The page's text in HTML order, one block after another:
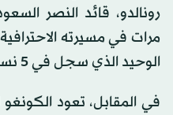
رونالدو، قائد النصر
الوحيد الذي سجل في 5 نسخ مختلفة من كأس العالم.
في المقابل، تعود الكونغو